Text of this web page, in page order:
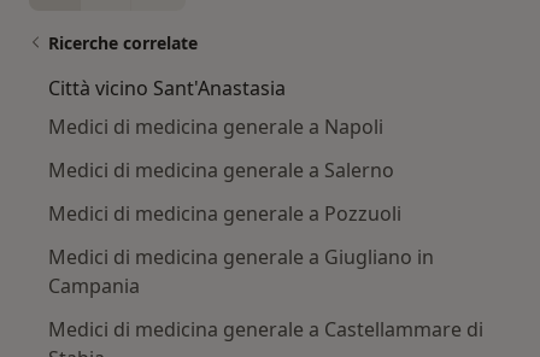
Ricerche correlate
Città vicino Sant'Anastasia
Medici di medicina generale a Napoli
Medici di medicina generale a Salerno
Medici di medicina generale a Pozzuoli
Medici di medicina generale a Giugliano in
Campania
Medici di medicina generale a Castellammare di